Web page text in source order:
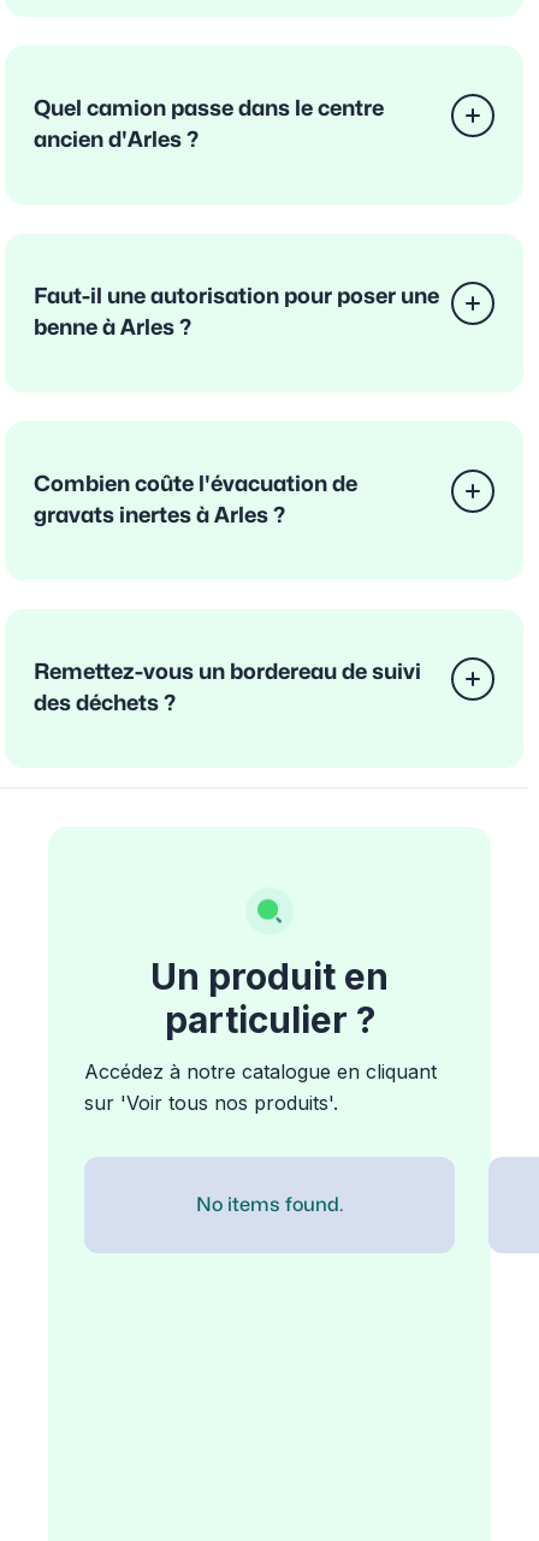
Quel camion passe dans le centre
ancien d'Arles ?
Faut-il une autorisation pour poser une
benne à Arles ?
Combien coûte l'évacuation de
gravats inertes à Arles ?
Remettez-vous un bordereau de suivi
des déchets ?
Un produit en
particulier ?
Accédez à notre catalogue en cliquant
sur 'Voir tous nos produits'.
No items found.